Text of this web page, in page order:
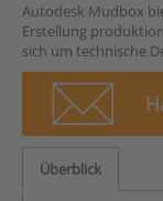
Autodesk Mudbox
Erstellung
sich um technische
Überblick